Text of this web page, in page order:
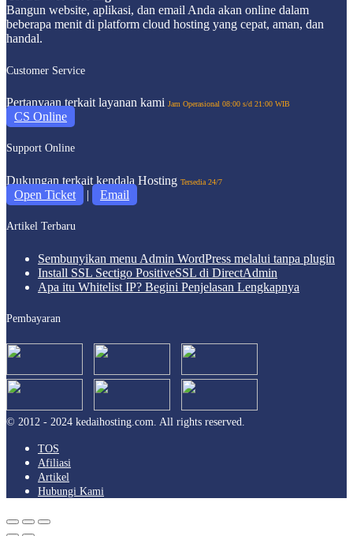
Bangun website, aplikasi, dan email Anda akan online dalam
beberapa menit di platform cloud hosting yang cepat, aman, dan
handal.
Customer Service
Pertanyaan terkait layanan kami Jam Operasional 08:00 s/d 21:00 WIB
CS Online
Support Online
Dukungan terkait kendala Hosting Tersedia 24/7
Open Ticket | Email
Artikel Terbaru
Sembunyikan menu Admin WordPress melalui tanpa plugin
Install SSL Sectigo PositiveSSL di DirectAdmin
Apa itu Whitelist IP? Begini Penjelasan Lengkapnya
Pembayaran
© 2012 - 2024 kedaihosting.com. All rights reserved.
TOS
Afiliasi
Artikel
Hubungi Kami